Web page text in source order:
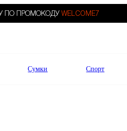
ПО ПРОМОКОДУ WELCOME7
Сумки Спорт